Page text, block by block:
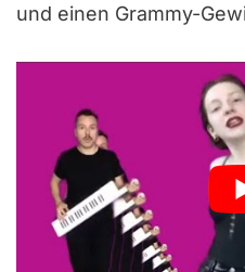
und einen Grammy-